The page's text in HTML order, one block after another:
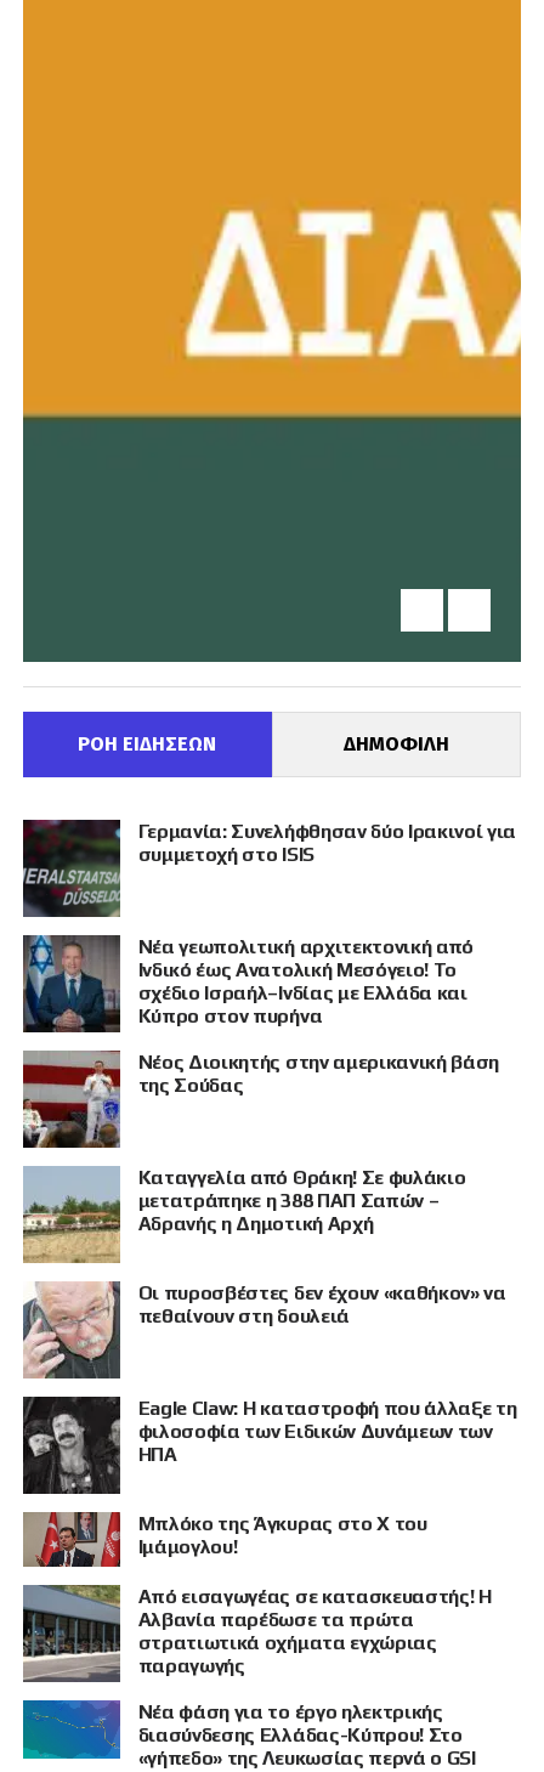
ΠΡΟΒΟΛΗ
ΡΟΗ ΕΙΔΗΣΕΩΝ ΔΗΜΟΦΙΛΗ
Γερμανία: Συνελήφθησαν δύο Ιρακινοί για
συμμετοχή στο ISIS
Νέα γεωπολιτική αρχιτεκτονική από
Ινδικό έως Ανατολική Μεσόγειο! Το
σχέδιο Ισραήλ–Ινδίας με Ελλάδα και
Κύπρο στον πυρήνα
Νέος Διοικητής στην αμερικανική βάση
της Σούδας
Καταγγελία από Θράκη! Σε φυλάκιο
μετατράπηκε η 388 ΠΑΠ Σαπών –
Αδρανής η Δημοτική Αρχή
Οι πυροσβέστες δεν έχουν «καθήκον» να
πεθαίνουν στη δουλειά
Eagle Claw: Η καταστροφή που άλλαξε τη
φιλοσοφία των Ειδικών Δυνάμεων των
ΗΠΑ
Μπλόκο της Άγκυρας στο X του
Ιμάμογλου!
Από εισαγωγέας σε κατασκευαστής! Η
Αλβανία παρέδωσε τα πρώτα
στρατιωτικά οχήματα εγχώριας
παραγωγής
Νέα φάση για το έργο ηλεκτρικής
διασύνδεσης Ελλάδας-Κύπρου! Στο
«γήπεδο» της Λευκωσίας περνά ο GSI